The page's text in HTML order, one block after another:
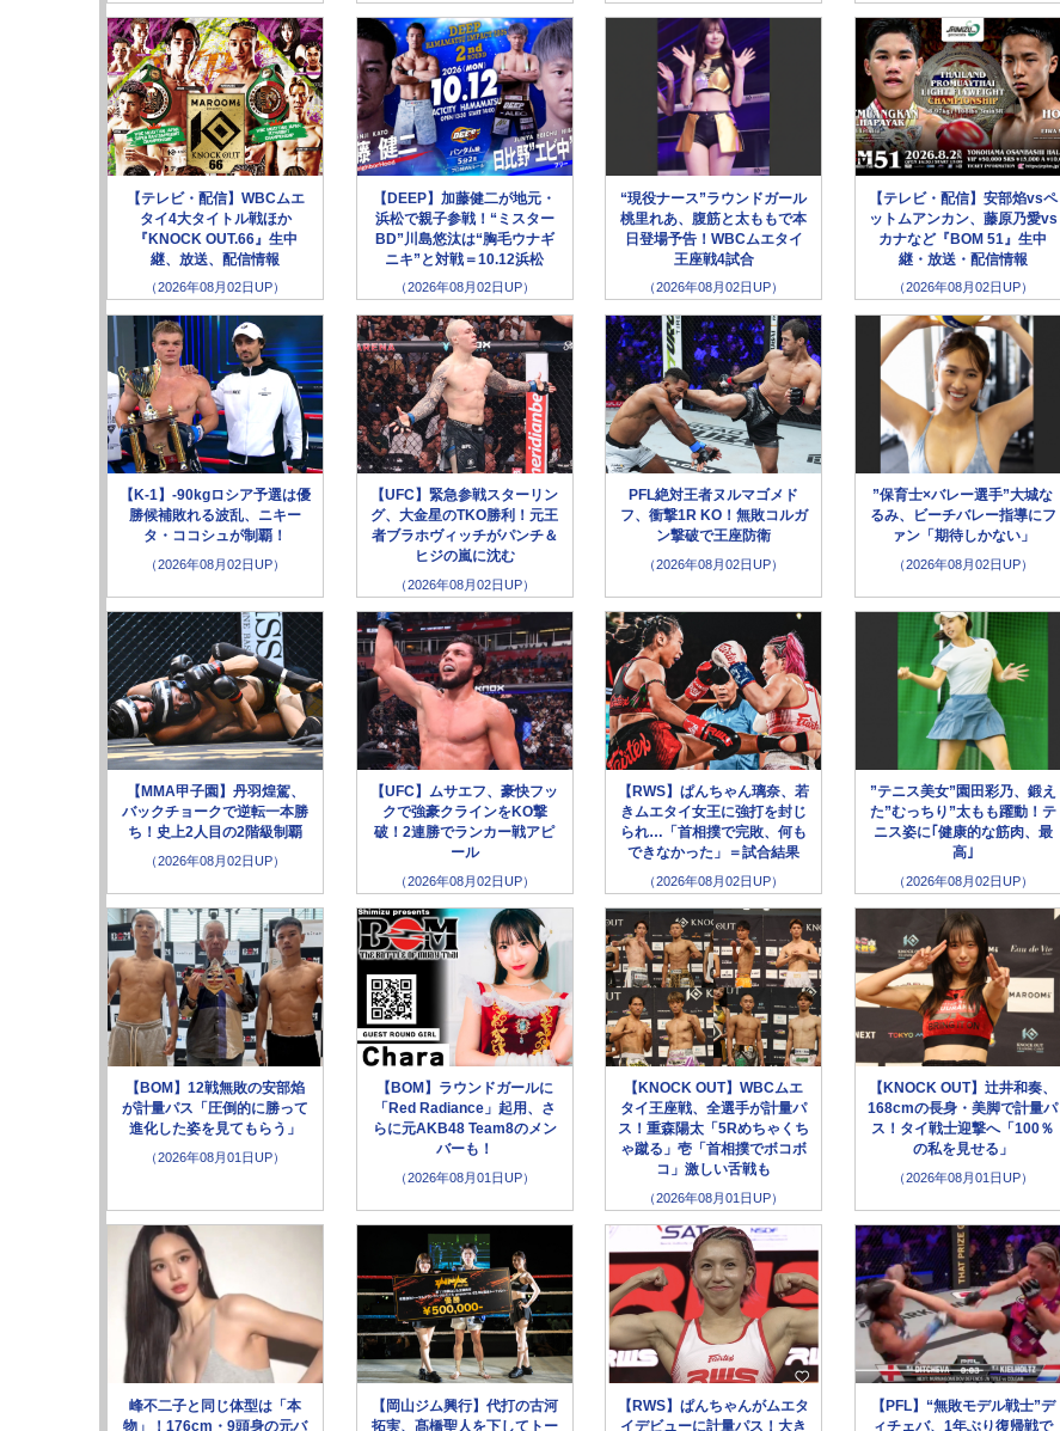
【テレビ・配信】WBCムエ
タイ4大タイトル戦ほか
『KNOCK OUT.66』生中
継、放送、配信情報
（2026年08月02日UP）
【DEEP】加藤健二が地元・
浜松で親子参戦！“ミスター
BD”川島悠汰は“胸毛ウナギ
ニキ”と対戦＝10.12浜松
（2026年08月02日UP）
“現役ナース”ラウンドガール
桃里れあ、腹筋と太ももで本
日登場予告！WBCムエタイ
王座戦4試合
（2026年08月02日UP）
【テレビ・配信】安部焰vsペ
ットムアンカン、藤原乃愛vs
カナなど『BOM 51』生中
継・放送・配信情報
（2026年08月02日UP）
【K-1】-90kgロシア予選は優
勝候補敗れる波乱、ニキー
タ・ココシュが制覇！
（2026年08月02日UP）
【UFC】緊急参戦スターリン
グ、大金星のTKO勝利！元王
者ブラホヴィッチがパンチ＆
ヒジの嵐に沈む
（2026年08月02日UP）
PFL絶対王者ヌルマゴメド
フ、衝撃1R KO！無敗コルガ
ン撃破で王座防衛
（2026年08月02日UP）
”保育士×バレー選手”大城な
るみ、ビーチバレー指導にフ
ァン「期待しかない」
（2026年08月02日UP）
【MMA甲子園】丹羽煌駕、
バックチョークで逆転一本勝
ち！史上2人目の2階級制覇
（2026年08月02日UP）
【UFC】ムサエフ、豪快フッ
クで強豪クラインをKO撃
破！2連勝でランカー戦アピ
ール
（2026年08月02日UP）
【RWS】ぱんちゃん璃奈、若
きムエタイ女王に強打を封じ
られ…「首相撲で完敗、何も
できなかった」＝試合結果
（2026年08月02日UP）
”テニス美女”園田彩乃、鍛え
た”むっちり”太もも躍動！テ
ニス姿に｢健康的な筋肉、最
高｣
（2026年08月02日UP）
【BOM】12戦無敗の安部焰
が計量パス「圧倒的に勝って
進化した姿を見てもらう」
（2026年08月01日UP）
【BOM】ラウンドガールに
「Red Radiance」起用、さ
らに元AKB48 Team8のメン
バーも！
（2026年08月01日UP）
【KNOCK OUT】WBCムエ
タイ王座戦、全選手が計量パ
ス！重森陽太「5Rめちゃくち
ゃ蹴る」壱「首相撲でボコボ
コ」激しい舌戦も
（2026年08月01日UP）
【KNOCK OUT】辻井和奏、
168cmの長身・美脚で計量パ
ス！タイ戦士迎撃へ「100％
の私を見せる」
（2026年08月01日UP）
峰不二子と同じ体型は「本
物」！176cm・9頭身の元バ
【岡山ジム興行】代打の古河
拓実、髙橋聖人を下してトー
【RWS】ぱんちゃんがムエタ
イデビューに計量パス！大き
【PFL】“無敗モデル戦士”デ
ィチェバ、1年ぶり復帰戦で